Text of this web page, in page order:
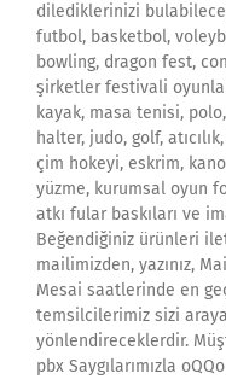
dilediklerinizi
futbol, basketbol,
bowling, dragon fest,
şirketler festivali
kayak, masa tenisi,
halter, judo, golf,
çim hokeyi, eskrim,
yüzme, kurumsal oyun
atkı fular baskıları ve
Beğendiğiniz ürünleri
mailimizden, yazınız,
Mesai saatlerinde en
temsilcilerimiz sizi
yönlendireceklerdir.
pbx Saygılarımızla